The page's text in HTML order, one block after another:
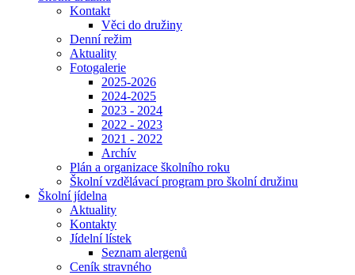
Kontakt
Věci do družiny
Denní režim
Aktuality
Fotogalerie
2025-2026
2024-2025
2023 - 2024
2022 - 2023
2021 - 2022
Archív
Plán a organizace školního roku
Školní vzdělávací program pro školní družinu
Školní jídelna
Aktuality
Kontakty
Jídelní lístek
Seznam alergenů
Ceník stravného